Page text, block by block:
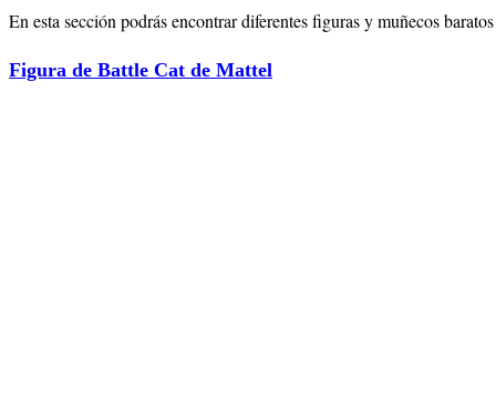
En esta sección podrás encontrar diferentes figuras y muñecos
Figura de Battle Cat de Mattel